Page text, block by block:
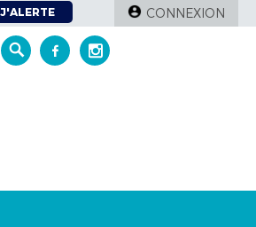
J'ALERTE CONNEXION